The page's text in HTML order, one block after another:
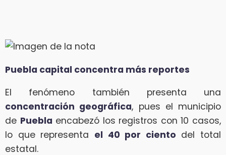
Puebla capital concentra más reportes
El fenómeno también presenta una
concentración geográfica, pues el municipio
de Puebla encabezó los registros con 10 casos,
lo que representa el 40 por ciento del total
estatal.